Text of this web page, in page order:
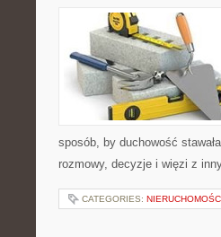
sposób, by duchowość
rozmowy, decyzje i więzi z
CATEGORIES: